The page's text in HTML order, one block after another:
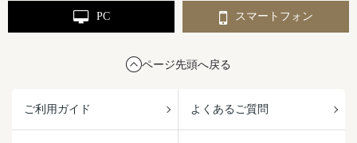
PC スマートフォン
ページ先頭へ戻る
ご利用ガイド よくあるご質問